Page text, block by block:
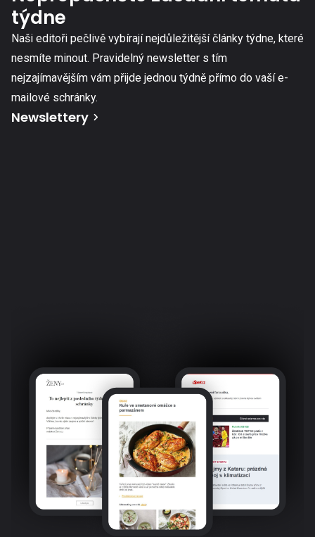
týdne
Naši editoři pečlivě vybírají nejdůležitější články týdne, které
nesmíte minout. Pravidelný newsletter s tím
nejzajímavějším vám přijde jednou týdně přímo do vaší e-
mailové schránky.
Newslettery